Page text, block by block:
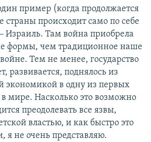
пример (когда продолжается
страны происходит само по себе
Израиль. Там война приобрела
формы, чем традиционное наше
Тем не менее, государство
развивается, поднялось из
экономикой в одну из первых
мире. Насколько это возможно
преодолевать все язвы,
властью, и как быстро это
я не очень представляю.